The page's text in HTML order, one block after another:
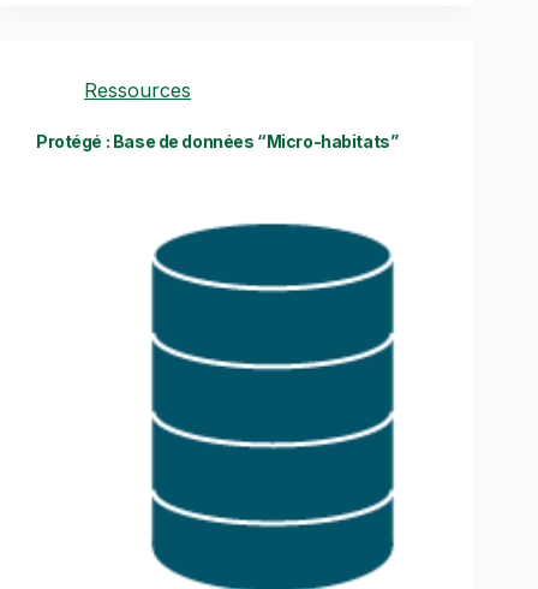
Ressources
Protégé : Base de données “Micro-habitats”